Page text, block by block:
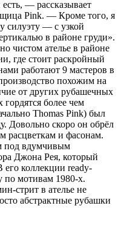
— рассказывает
Pink. — Кроме того, я
силуэту — с узкой
в районе груди».
чистом ателье в районе
где стоит раскройный
работают 9 мастеров в
похожим на
от других рубашечных
более чем
Thomas Pink) был
Довольно скоро он обрёл
расцветкам и фасонам.
под вдумчивым
Джона Рея, который
коллекции ready-
по мотивам 1980-х.
стрит в ателье не
абстрактные рубашки